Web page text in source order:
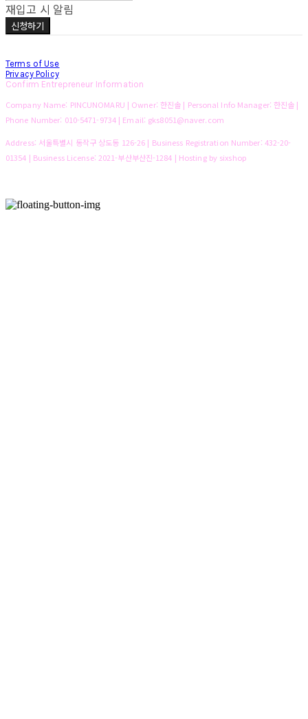
재입고 시 알림
신청하기
Terms of Use
Privacy Policy
Confirm Entrepreneur Information
Company Name: PINCUNOMARU | Owner: 한진솔 | Personal Info Manager: 한진솔 |
Phone Number: 010-5471-9734 | Email: gks8051@naver.com
Address: 서울특별시 동작구 상도동 126-26 | Business Registration Number: 432-20-
01354 | Business License: 2021-부산부산진-1284 | Hosting by sixshop